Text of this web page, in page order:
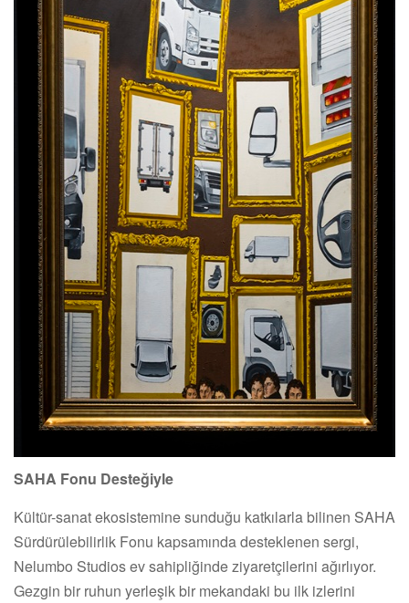
SAHA Fonu Desteğiyle
Kültür-sanat ekosistemine sunduğu katkılarla bilinen SAHA
Sürdürülebilirlik Fonu kapsamında desteklenen sergi,
Nelumbo Studios ev sahipliğinde ziyaretçilerini ağırlıyor.
Gezgin bir ruhun yerleşik bir mekandaki bu ilk izlerini